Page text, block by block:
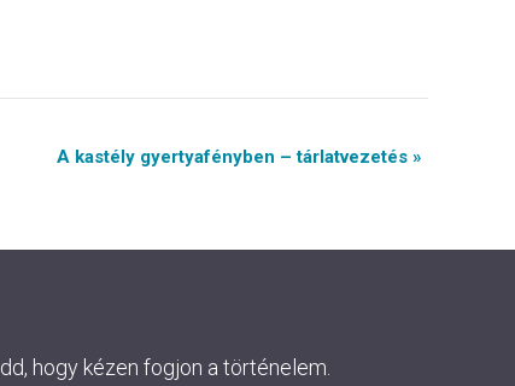
A kastély gyertyafényben – tárlatvezetés »
hogy kézen fogjon a történelem.